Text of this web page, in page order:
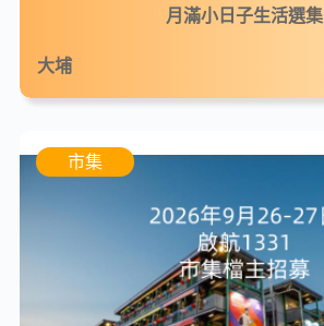
月滿小日子生活選集
大埔
市集